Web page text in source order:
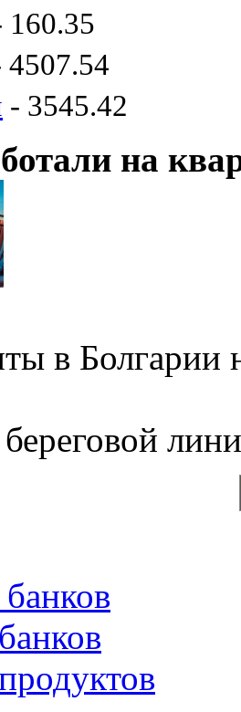
160.35
4507.54
- 3545.42
на
в Болгарии